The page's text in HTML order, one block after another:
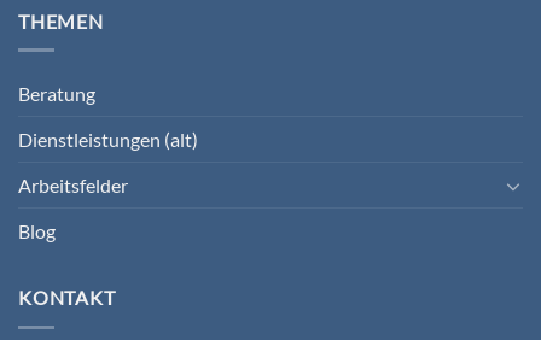
THEMEN
Beratung
Dienstleistungen (alt)
Arbeitsfelder
Blog
KONTAKT